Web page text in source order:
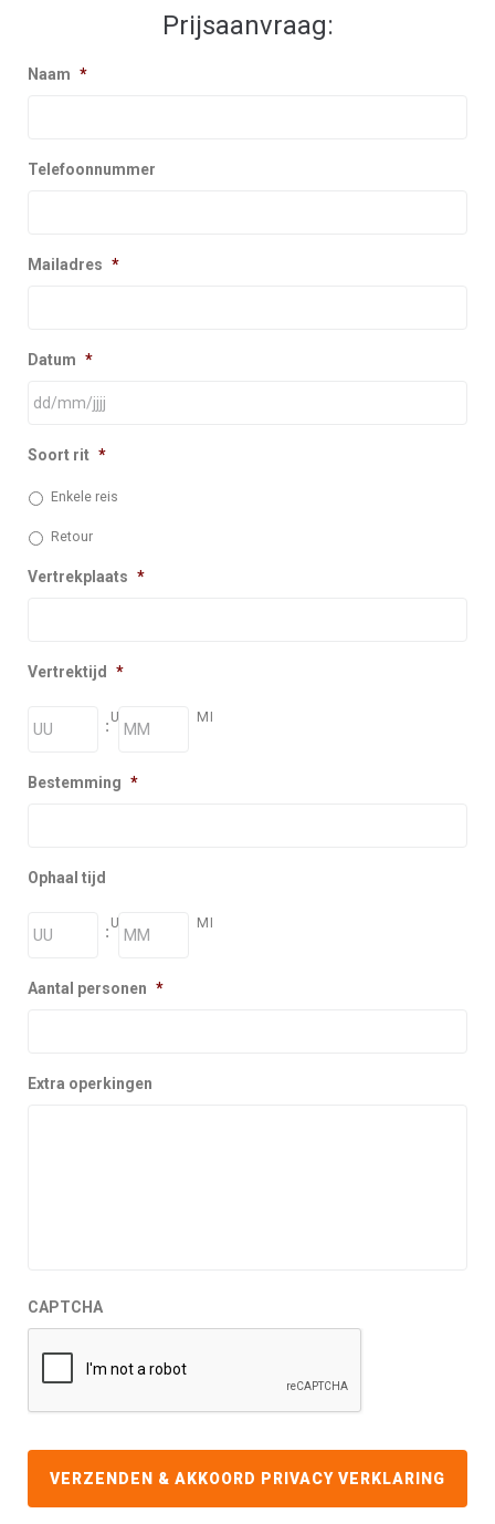
Prijsaanvraag:
Naam *
Telefoonnummer
Mailadres *
Datum *
Soort rit *
Enkele reis
Retour
Vertrekplaats *
Vertrektijd *
: UR MI
Bestemming *
Ophaal tijd
: UR MI
Aantal personen *
Extra operkingen
CAPTCHA